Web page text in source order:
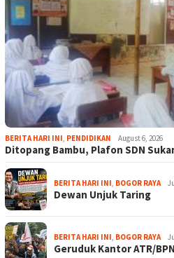
BERITA HARI INI, PENDIDIKAN August 6, 2026
Ditopang Bambu, Plafon SDN
BERITA HARI INI, BOGOR RAYA
Dewan Unjuk Taring
BERITA HARI INI, BOGOR RAYA
Geruduk Kantor ATR/